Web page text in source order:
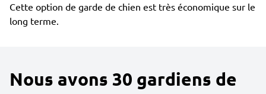
Cette option de garde de chien est très économique sur le
long terme.
Nous avons 30 gardiens de